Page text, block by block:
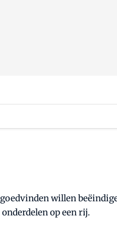
willen
op een rij.